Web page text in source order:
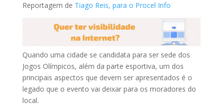
Reportagem de Tiago Reis, para o Procel Info
Quando uma cidade se candidata para ser sede dos
Jogos Olímpicos, além da parte esportiva, um dos
principais aspectos que devem ser apresentados é o
legado que o evento vai deixar para os moradores do
local.